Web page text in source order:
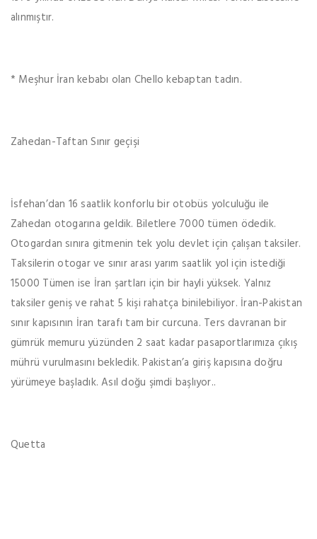
alınmıştır.
* Meşhur İran kebabı olan Chello kebaptan tadın.
Zahedan-Taftan Sınır geçişi
İsfehan’dan 16 saatlik konforlu bir otobüs yolculuğu ile
Zahedan otogarına geldik. Biletlere 7000 tümen ödedik.
Otogardan sınıra gitmenin tek yolu devlet için çalışan taksiler.
Taksilerin otogar ve sınır arası yarım saatlik yol için istediği
15000 Tümen ise İran şartları için bir hayli yüksek. Yalnız
taksiler geniş ve rahat 5 kişi rahatça binilebiliyor. İran-Pakistan
sınır kapısının İran tarafı tam bir curcuna. Ters davranan bir
gümrük memuru yüzünden 2 saat kadar pasaportlarımıza çıkış
mührü vurulmasını bekledik. Pakistan’a giriş kapısına doğru
yürümeye başladık. Asıl doğu şimdi başlıyor..
Quetta